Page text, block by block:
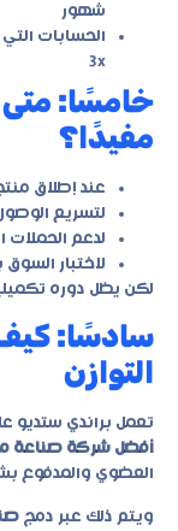
شهور
الحسابات
3x
خامسًا: متى
مفيدًا؟
عند إطلاق
لتسريع
لدعم الحملات
لاختبار
لكن يظل دوره
سادسًا:
التوازن
تعمل براندي ستديو
أفضل شركة صناعة
العضوي والمدفوع
ويتم ذلك عبر دمج